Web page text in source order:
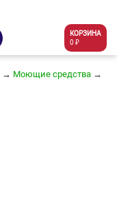
КОРЗИНА
0 ₽
→ Моющие средства →